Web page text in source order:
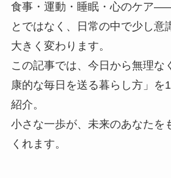
食事・運動・睡眠・心のケア
とではなく、日常の中で少し意
大きく変わります。
この記事では、今日から無理な
康的な毎日を送る暮らし方」を
紹介。
小さな一歩が、未来のあなたを
くれます。